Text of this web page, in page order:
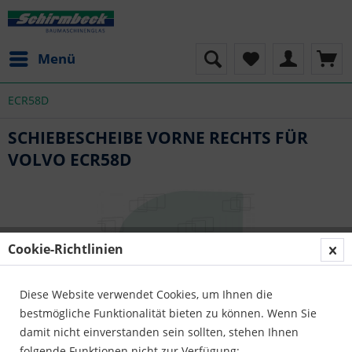
Menü
ECR58D
SCHIEBESCHEIBE VORNE RECHTS FÜR
VOLVO ECR58D
Cookie-Richtlinien
Diese Website verwendet Cookies, um Ihnen die
bestmögliche Funktionalität bieten zu können. Wenn Sie
damit nicht einverstanden sein sollten, stehen Ihnen